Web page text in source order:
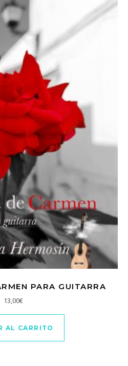
PARA GUITARRA
13,00€
AL CARRITO